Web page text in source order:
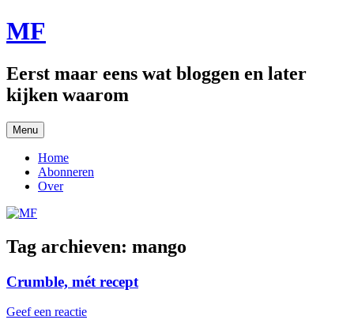
Ga
naar
inhoud
MF
Eerst maar eens wat bloggen en later
kijken waarom
Menu
Home
Abonneren
Over
Tag archieven: mango
Crumble, mét recept
Geef een reactie